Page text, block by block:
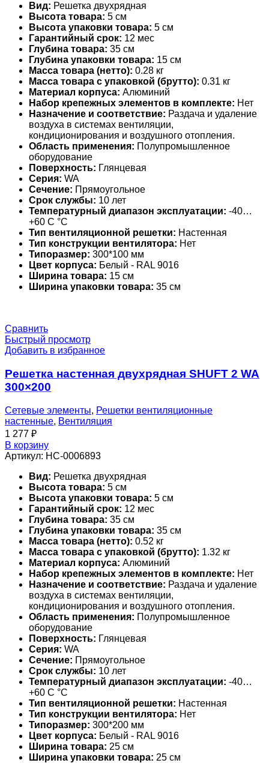
Вид: Решетка двухрядная
Высота товара: 5 см
Высота упаковки товара: 5 см
Гарантийный срок: 12 мес
Глубина товара: 35 см
Глубина упаковки товара: 15 см
Масса товара (нетто): 0.28 кг
Масса товара с упаковкой (брутто): 0.31 кг
Материал корпуса: Алюминий
Набор крепежных элементов в комплекте: Нет
Назначение и соответствие: Раздача и удаление
воздуха в системах вентиляции,
кондиционирования и воздушного отопления.
Область применения: Полупромышленное
оборудование
Поверхность: Глянцевая
Серия: WA
Сечение: Прямоугольное
Срок службы: 10 лет
Температурный диапазон эксплуатации: -40…
+60 С °С
Тип вентиляционной решетки: Настенная
Тип конструкции вентилятора: Нет
Типоразмер: 300*100 мм
Цвет корпуса: Белый - RAL 9016
Ширина товара: 15 см
Ширина упаковки товара: 35 см
Сравнить
Быстрый просмотр
Добавить в избранное
Решетка настенная двухрядная SHUFT 2 WA
300×200
Сетевые элементы, Решетки вентиляционные
настенные, Вентиляция
1 277 ₽
В корзину
Артикул: НС-0006893
Вид: Решетка двухрядная
Высота товара: 5 см
Высота упаковки товара: 5 см
Гарантийный срок: 12 мес
Глубина товара: 35 см
Глубина упаковки товара: 35 см
Масса товара (нетто): 0.52 кг
Масса товара с упаковкой (брутто): 1.32 кг
Материал корпуса: Алюминий
Набор крепежных элементов в комплекте: Нет
Назначение и соответствие: Раздача и удаление
воздуха в системах вентиляции,
кондиционирования и воздушного отопления.
Область применения: Полупромышленное
оборудование
Поверхность: Глянцевая
Серия: WA
Сечение: Прямоугольное
Срок службы: 10 лет
Температурный диапазон эксплуатации: -40…
+60 С °С
Тип вентиляционной решетки: Настенная
Тип конструкции вентилятора: Нет
Типоразмер: 300*200 мм
Цвет корпуса: Белый - RAL 9016
Ширина товара: 25 см
Ширина упаковки товара: 25 см